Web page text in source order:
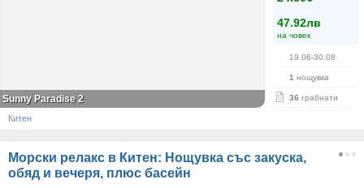
47.92лв
на човек
19.06-30.08
1 нощувка
36 грабнати
Sunny Paradise 2
Китен
Морски релакс в Китен: Нощувка със закуска,
обяд и вечеря, плюс басейн